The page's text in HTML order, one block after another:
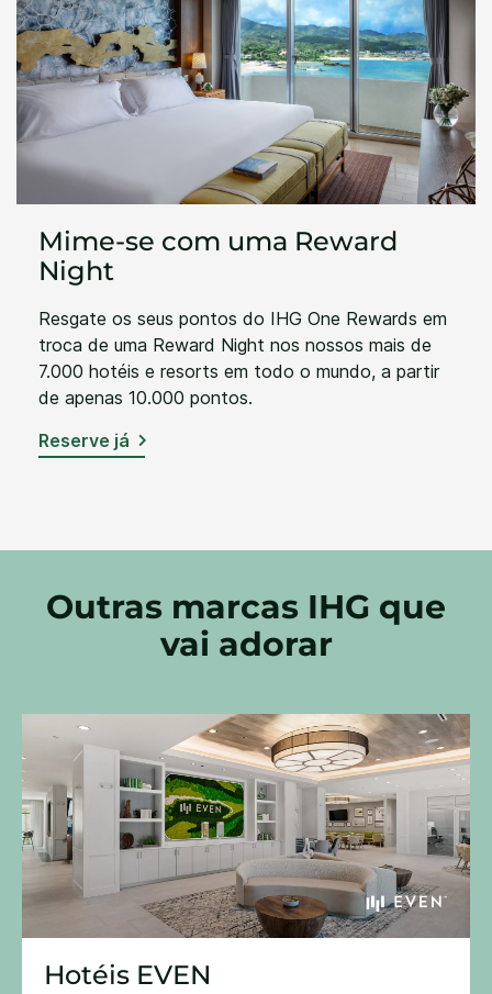
Mime-se com uma Reward
Night
Resgate os seus pontos do IHG One Rewards em
troca de uma Reward Night nos nossos mais de
7.000 hotéis e resorts em todo o mundo, a partir
de apenas 10.000 pontos.
Reserve já
Outras marcas IHG que
vai adorar
Hotéis EVEN